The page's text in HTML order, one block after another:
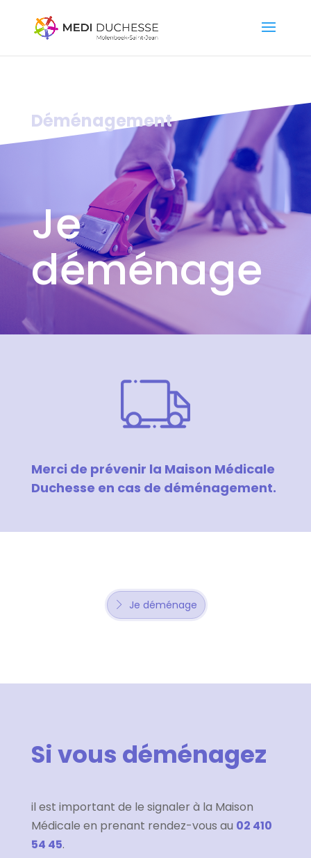
Déménagement
Je
déménage
Merci de prévenir la Maison Médicale
Duchesse en cas de déménagement.
Si vous déménagez
il est important de le signaler à la Maison
Médicale en prenant rendez-vous au 02 410
54 45.